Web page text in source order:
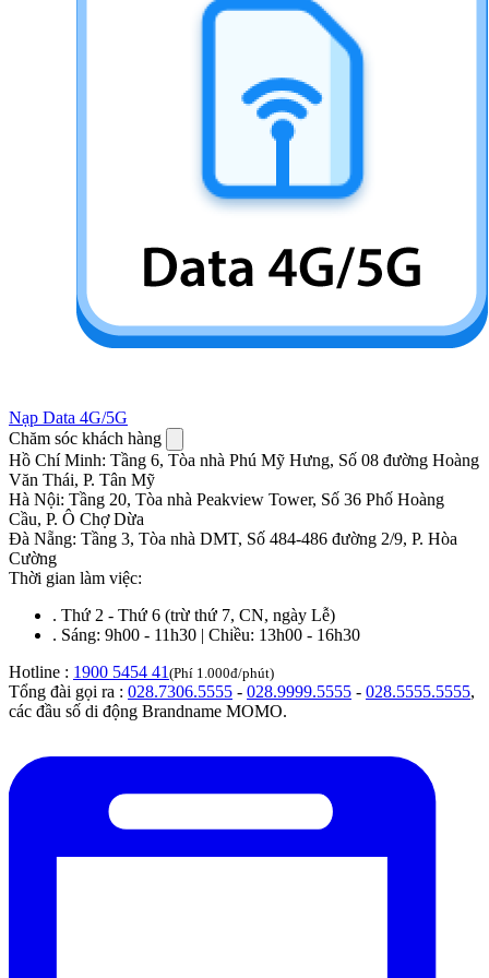
Nạp Data 4G/5G
Chăm sóc khách hàng
Hồ Chí Minh: Tầng 6, Tòa nhà Phú Mỹ Hưng, Số 08 đường Hoàng
Văn Thái, P. Tân Mỹ
Hà Nội: Tầng 20, Tòa nhà Peakview Tower, Số 36 Phố Hoàng
Cầu, P. Ô Chợ Dừa
Đà Nẵng: Tầng 3, Tòa nhà DMT, Số 484-486 đường 2/9, P. Hòa
Cường
Thời gian làm việc:
. Thứ 2 - Thứ 6 (trừ thứ 7, CN, ngày Lễ)
. Sáng: 9h00 - 11h30 | Chiều: 13h00 - 16h30
Hotline : 1900 5454 41 (Phí 1.000đ/phút)
Tổng đài gọi ra : 028.7306.5555 - 028.9999.5555 - 028.5555.5555,
các đầu số di động Brandname MOMO.